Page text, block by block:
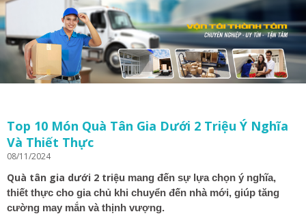
Top 10 Món Quà Tân Gia Dưới 2 Triệu Ý Nghĩa
Và Thiết Thực
08/11/2024
Quà tân gia dưới 2 triệu mang đến sự lựa chọn ý nghĩa,
thiết thực cho gia chủ khi chuyển đến nhà mới, giúp tăng
cường may mắn và thịnh vượng.